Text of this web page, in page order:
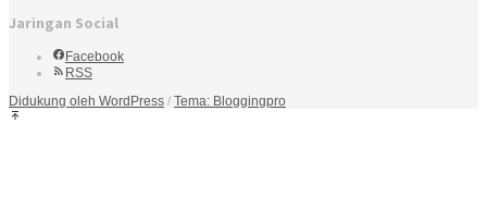
Jaringan Social
Facebook
RSS
Didukung oleh WordPress / Tema: Bloggingpro